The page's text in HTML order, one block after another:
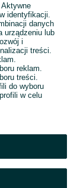
identyfikacji.
danych
urządzeniu lub
i
treści.
reklam.
treści.
do wyboru
w celu